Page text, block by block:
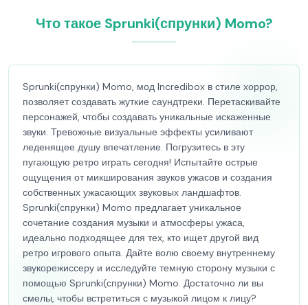
Что такое Sprunki(спрунки) Momo?
Sprunki(спрунки) Momo, мод Incredibox в стиле хоррор,
позволяет создавать жуткие саундтреки. Перетаскивайте
персонажей, чтобы создавать уникальные искаженные
звуки. Тревожные визуальные эффекты усиливают
леденящее душу впечатление. Погрузитесь в эту
пугающую ретро играть сегодня! Испытайте острые
ощущения от микширования звуков ужасов и создания
собственных ужасающих звуковых ландшафтов.
Sprunki(спрунки) Momo предлагает уникальное
сочетание создания музыки и атмосферы ужаса,
идеально подходящее для тех, кто ищет другой вид
ретро игрового опыта. Дайте волю своему внутреннему
звукорежиссеру и исследуйте темную сторону музыки с
помощью Sprunki(спрунки) Momo. Достаточно ли вы
смелы, чтобы встретиться с музыкой лицом к лицу?